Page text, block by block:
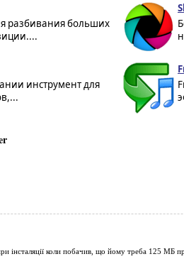
разбивания больших
инструмент для
інсталяції коли побачив, що йому треба 125 МБ